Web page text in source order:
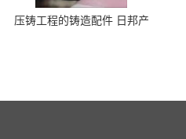
压铸工程的铸造配件 日邦产